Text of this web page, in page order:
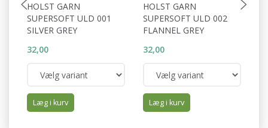
HOLST GARN
SUPERSOFT ULD 001
SILVER GREY
32,00
Læg i kurv
HOLST GARN
SUPERSOFT ULD 002
FLANNEL GREY
32,00
Læg i kurv